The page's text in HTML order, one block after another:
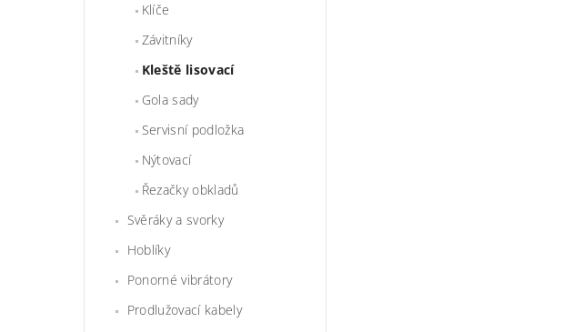
Klíče
Závitníky
Kleště lisovací
Gola sady
Servisní podložka
Nýtovací
Řezačky obkladů
Svěráky a svorky
Hoblíky
Ponorné vibrátory
Prodlužovací kabely